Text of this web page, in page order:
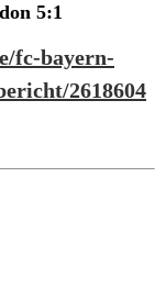
5:1
fc-bayern-
2618604